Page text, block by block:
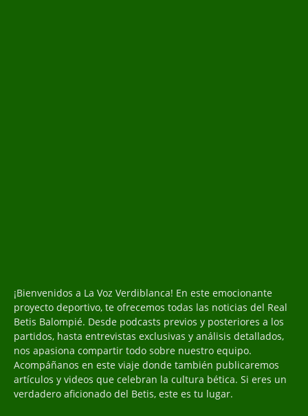
¡Bienvenidos a La Voz Verdiblanca! En este emocionante
proyecto deportivo, te ofrecemos todas las noticias del Real
Betis Balompié. Desde podcasts previos y posteriores a los
partidos, hasta entrevistas exclusivas y análisis detallados,
nos apasiona compartir todo sobre nuestro equipo.
Acompáñanos en este viaje donde también publicaremos
artículos y videos que celebran la cultura bética. Si eres un
verdadero aficionado del Betis, este es tu lugar.